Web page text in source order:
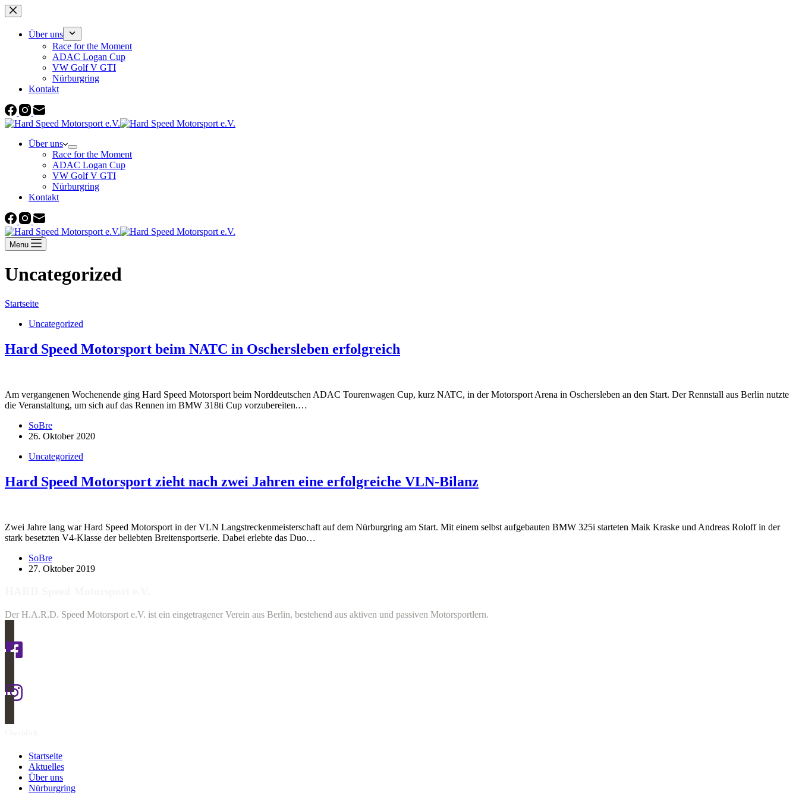
Zum
Inhalt
springenÜber uns
Race for the Moment
ADAC Logan Cup
VW Golf V GTI
Nürburgring
Kontakt
Über uns
Race for the Moment
ADAC Logan Cup
VW Golf V GTI
Nürburgring
Kontakt
Menu
Uncategorized
Startseite
Uncategorized
Hard Speed Motorsport beim NATC in Oschersleben erfolgreich
Am vergangenen Wochenende ging Hard Speed Motorsport beim Norddeutschen ADAC Tourenwagen Cup, kurz NATC, in der Motorsport Arena in Oschersleben an den Start. Der Rennstall aus Berlin nutzte
die Veranstaltung, um sich auf das Rennen im BMW 318ti Cup vorzubereiten.…
SoBre
26. Oktober 2020
Uncategorized
Hard Speed Motorsport zieht nach zwei Jahren eine erfolgreiche VLN-Bilanz
Zwei Jahre lang war Hard Speed Motorsport in der VLN Langstreckenmeisterschaft auf dem Nürburgring am Start. Mit einem selbst aufgebauten BMW 325i starteten Maik Kraske und Andreas Roloff in der
stark besetzten V4-Klasse der beliebten Breitensportserie. Dabei erlebte das Duo…
SoBre
27. Oktober 2019
Der H.A.R.D. Speed Motorsport e.V. ist ein eingetragener Verein aus Berlin, bestehend aus aktiven und passiven Motorsportlern.
Startseite
Aktuelles
Über uns
Nürburgring